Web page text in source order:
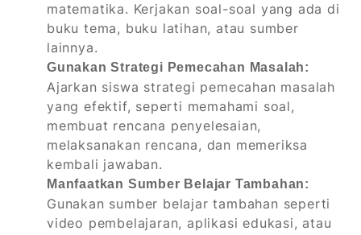
matematika. Kerjakan soal-soal yang ada di
buku tema, buku latihan, atau sumber
lainnya.
Gunakan Strategi Pemecahan Masalah:
Ajarkan siswa strategi pemecahan masalah
yang efektif, seperti memahami soal,
membuat rencana penyelesaian,
melaksanakan rencana, dan memeriksa
kembali jawaban.
Manfaatkan Sumber Belajar Tambahan:
Gunakan sumber belajar tambahan seperti
video pembelajaran, aplikasi edukasi, atau